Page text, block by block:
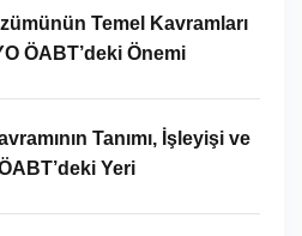
Temel Kavramları
ÖABT’deki Önemi
Tanımı, İşleyişi ve
Yeri